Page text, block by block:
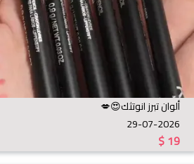
ألوان تبرز انوتثك😍💋
29-07-2026
$19